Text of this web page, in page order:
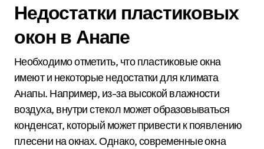
Недостатки пластиковых
окон в Анапе
Необходимо отметить, что пластиковые окна
имеют и некоторые недостатки для климата
Анапы. Например, из-за высокой влажности
воздуха, внутри стекол может образовываться
конденсат, который может привести к появлению
плесени на окнах. Однако, современные окна